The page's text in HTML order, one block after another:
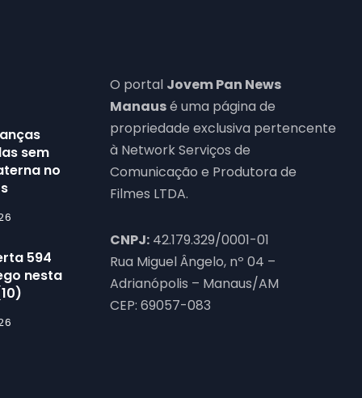
sem
no
594
nesta
O portal Jovem Pan News
Manausé uma página de
propriedade exclusiva pertencente
à Network Serviços de
Comunicação e Produtora de
Filmes LTDA.
CNPJ:42.179.329/0001-01
Rua Miguel Ângelo, nº 04 –
Adrianópolis – Manaus/AM
CEP: 69057-083